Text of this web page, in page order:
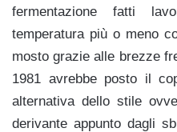
fermentazione fatti
temperatura più o meno
mosto grazie alle brezze
1981 avrebbe posto il
alternativa dello stile
derivante appunto dagli